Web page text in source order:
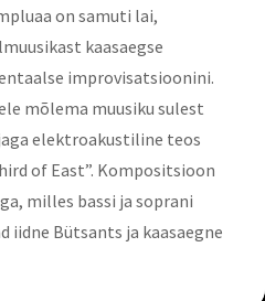
on samuti lai,
kaasaegse
improvisatsioonini.
mõlema muusiku sulest
elektroakustiline teos
of East”. Kompositsioon
milles bassi ja soprani
iidne Bütsants ja kaasaegne